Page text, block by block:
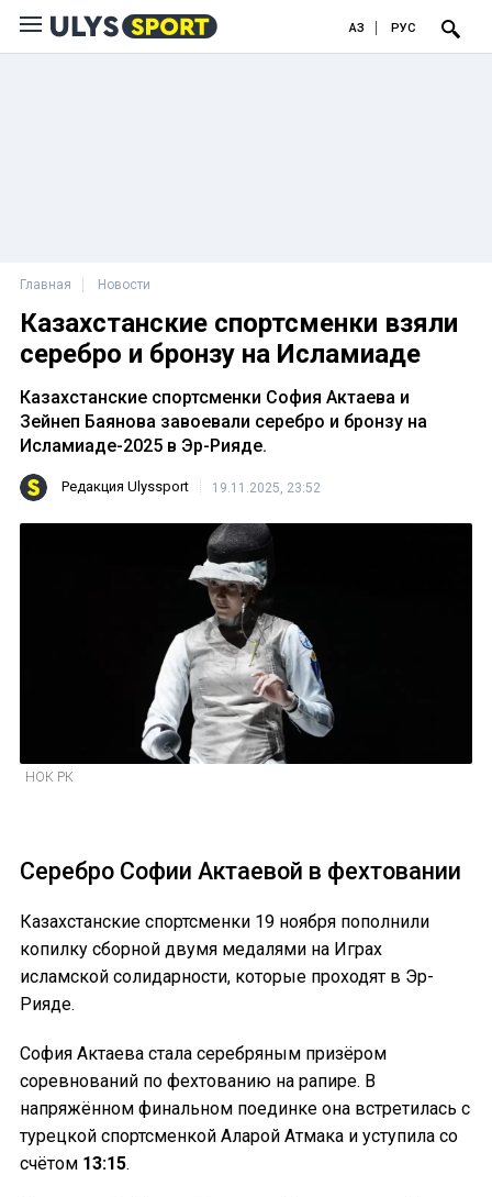
ҚАЗ РУС
Главная Новости
Казахстанские спортсменки взяли
серебро и бронзу на Исламиаде
Казахстанские спортсменки София Актаева и
Зейнеп Баянова завоевали серебро и бронзу на
Исламиаде-2025 в Эр-Рияде.
Редакция Ulyssport 19.11.2025, 23:52
НОК РК
Серебро Софии Актаевой в фехтовании
Казахстанские спортсменки 19 ноября пополнили
копилку сборной двумя медалями на Играх
исламской солидарности, которые проходят в Эр-
Рияде.
София Актаева стала серебряным призёром
соревнований по фехтованию на рапире. В
напряжённом финальном поединке она встретилась с
турецкой спортсменкой Аларой Атмака и уступила со
счётом 13:15.